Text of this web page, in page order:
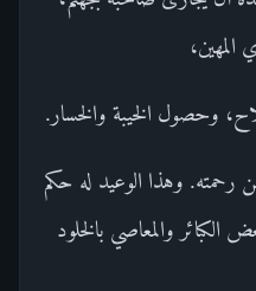
المهين،
وحصول الخيبة والخسار.
رحمته. وهذا الوعيد له حكم
والمعاصي بالخلود